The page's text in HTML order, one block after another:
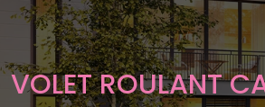
VOLET ROULANT